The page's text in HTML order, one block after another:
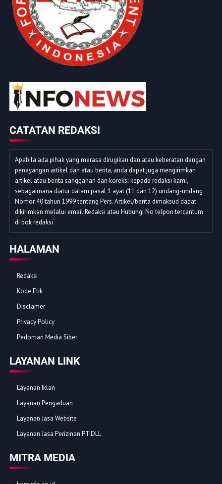
CATATAN REDAKSI
Apabila ada pihak yang merasa dirugikan dan atau keberatan dengan
penayangan artikel dan atau berita, anda dapat juga mengirimkan
artikel atau berita sanggahan dan koreksi kepada redaksi kami,
sebagaimana diatur dalam pasal 1 ayat (11 dan 12) undang-undang
Nomor 40 tahun 1999 tentang Pers. Artikel/berita dimaksud dapat
dikirimkan melalui email Redaksi atau Hubungi No telpon tercantum
di bok redaksi
HALAMAN
Redaksi
Kode Etik
Disclamer
Privacy Policy
Pedoman Media Siber
LAYANAN LINK
Layanan Iklan
Layanan Pengaduan
Layanan Jasa Website
Layanan Jasa Perizinan PT DLL
MITRA MEDIA